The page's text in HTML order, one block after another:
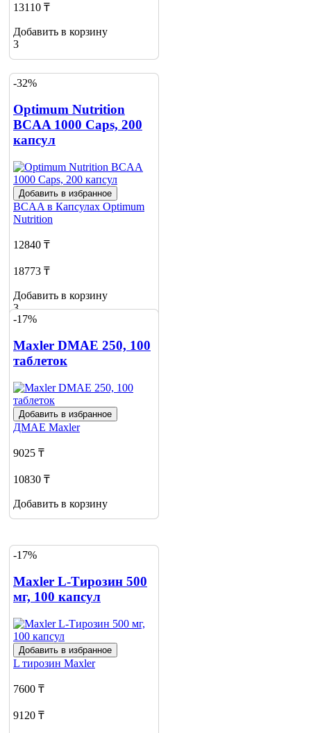
13110 ₸
Добавить в корзину
3
-32%
Optimum Nutrition
BCAA 1000 Caps, 200
капсул
Добавить в избранное
BCAA в Капсулах Optimum
Nutrition
12840 ₸
18773 ₸
Добавить в корзину
3
-17%
Maxler DMAE 250, 100
таблеток
Добавить в избранное
ДМАЕ Maxler
9025 ₸
10830 ₸
Добавить в корзину
-17%
Maxler L-Тирозин 500
мг, 100 капсул
Добавить в избранное
L тирозин Maxler
7600 ₸
9120 ₸